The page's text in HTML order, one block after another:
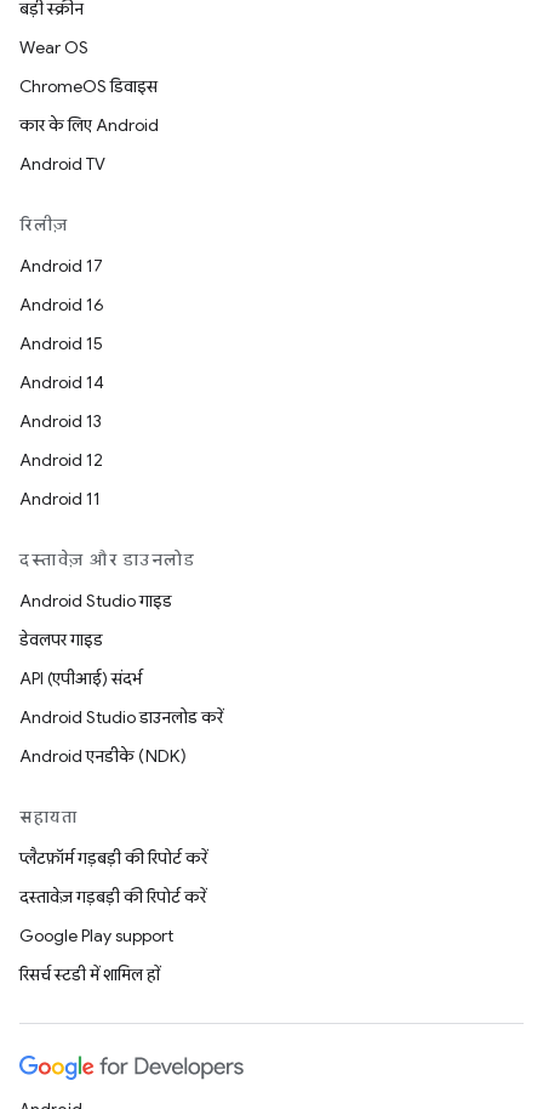
बड़ी स्क्रीन
Wear OS
ChromeOS डिवाइस
कार के लिए Android
Android TV
रिलीज़
Android 17
Android 16
Android 15
Android 14
Android 13
Android 12
Android 11
दस्तावेज़ और डाउनलोड
Android Studio गाइड
डेवलपर गाइड
API (एपीआई) संदर्भ
Android Studio डाउनलोड करें
Android एनडीके (NDK)
सहायता
प्लैटफ़ॉर्म गड़बड़ी की रिपोर्ट करें
दस्तावेज़ गड़बड़ी की रिपोर्ट करें
Google Play support
रिसर्च स्टडी में शामिल हों